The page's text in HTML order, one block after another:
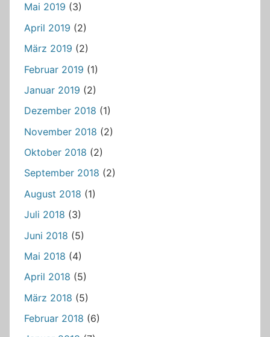
Mai 2019 (3)
April 2019 (2)
März 2019 (2)
Februar 2019 (1)
Januar 2019 (2)
Dezember 2018 (1)
November 2018 (2)
Oktober 2018 (2)
September 2018 (2)
August 2018 (1)
Juli 2018 (3)
Juni 2018 (5)
Mai 2018 (4)
April 2018 (5)
März 2018 (5)
Februar 2018 (6)